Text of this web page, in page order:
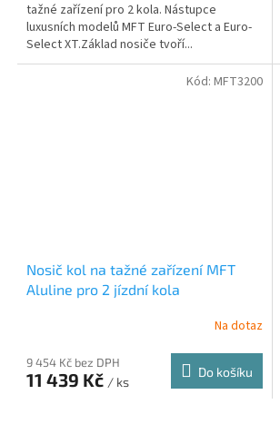
tažné zařízení pro 2 kola. Nástupce
luxusních modelů MFT Euro-Select a Euro-
Select XT.Základ nosiče tvoří...
Nosič kol na tažné zařízení MFT
Aluline pro 2 jízdní kola
Na dotaz
9 454 Kč bez DPH
11 439 Kč / ks
Do košíku
Kód: MFT3200